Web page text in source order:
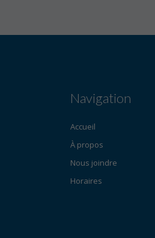
Navigation
Accueil
À propos
Nous joindre
Horaires